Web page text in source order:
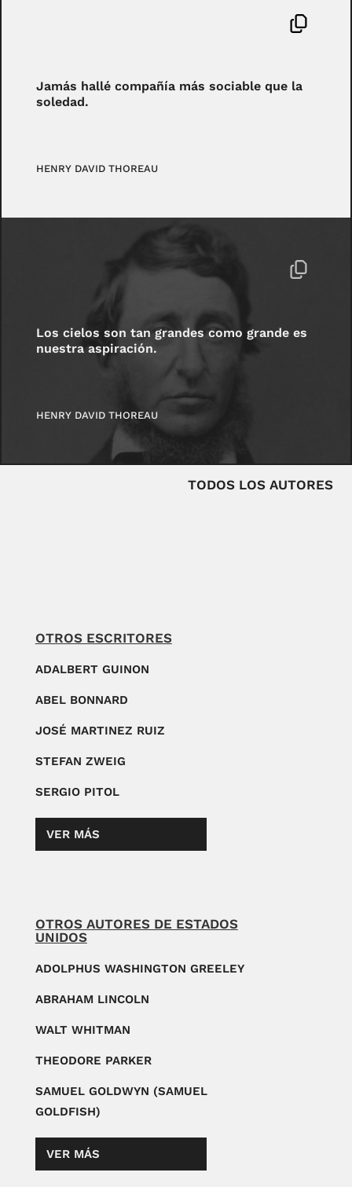
Jamás hallé compañía más sociable que la
soledad.
HENRY DAVID THOREAU
Los cielos son tan grandes como grande es
nuestra aspiración.
HENRY DAVID THOREAU
TODOS LOS AUTORES
OTROS ESCRITORES
ADALBERT GUINON
ABEL BONNARD
JOSÉ MARTINEZ RUIZ
STEFAN ZWEIG
SERGIO PITOL
VER MÁS
OTROS AUTORES DE ESTADOS
UNIDOS
ADOLPHUS WASHINGTON GREELEY
ABRAHAM LINCOLN
WALT WHITMAN
THEODORE PARKER
SAMUEL GOLDWYN (SAMUEL
GOLDFISH)
VER MÁS